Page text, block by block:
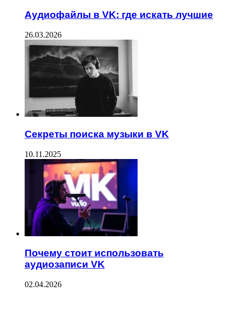
Аудиофайлы в VK: где искать лучшие
26.03.2026
Секреты поиска музыки в VK
10.11.2025
Почему стоит использовать
аудиозаписи VK
02.04.2026